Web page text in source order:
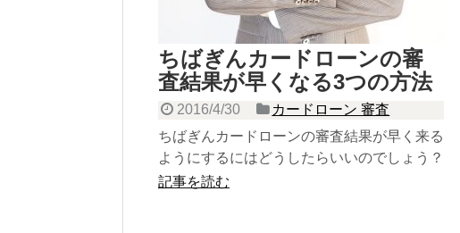
ちばぎんカードローンの審
査結果が早くなる3つの方法
2016/4/30
カードローン 審査
ちばぎんカードローンの審査結果が早く来る
ようにするにはどうしたらいいのでしょう？
ここでは3つの方法をご紹介しています。
記事を読む